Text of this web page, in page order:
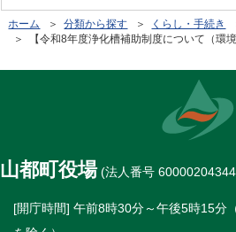
ホーム ＞分類から探す ＞ くらし・手続き
＞ 【令和8年度浄化槽補助制度について（環境
山都町役場(法人番号
[開庁時間] 午前8時30分～午後5時15分